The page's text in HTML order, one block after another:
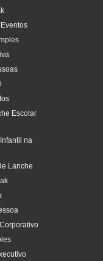
Escolar
na
Lanche